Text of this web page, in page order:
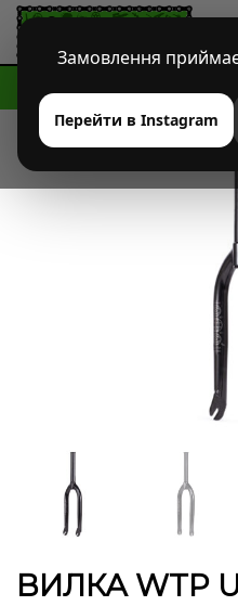
Замовлення
Перейти в Instagram
ВИЛКА WTP